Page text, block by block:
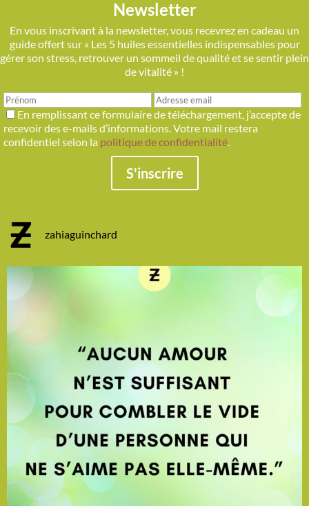
Newsletter
En vous inscrivant à la newsletter, vous recevrez en cadeau un
guide offert sur « Les 5 huiles essentielles indispensables pour
gérer son stress, retrouver un sommeil de qualité et se sentir plein
de vitalité » !
En remplissant ce formulaire de téléchargement, j’accepte de
recevoir des e-mails d’informations. Votre mail restera
confidentiel selon la politique de confidentialité.
S'inscrire
zahiaguinchard